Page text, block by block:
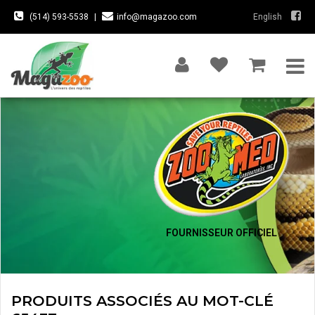
(514) 593-5538 info@magazoo.com English
FOURNISSEUR OFFICIEL
PRODUITS ASSOCIÉS AU MOT-CLÉ